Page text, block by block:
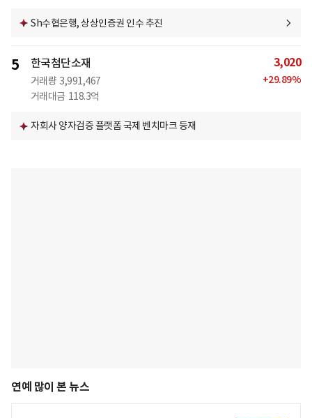
Sh수협은행, 상상인증권 인수 추진
5 한국첨단소재
거래량 3,991,467
거래대금 118.3억
3,020
+29.89%
자회사 양자검증 플랫폼 국제 벤치마크 등재
연예 많이 본 뉴스